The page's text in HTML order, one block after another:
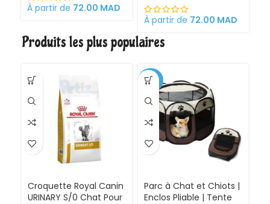
À partir de 72.00 MAD
et ses chatons
Croquettes pour
gestantes/allaitantes
À partir de 72.00 MAD
Produits les plus populaires
Croquette Royal Canin
URINARY S/0 Chat Pour
-30%
Parc à Chat et Chiots |
Enclos Pliable | Tente